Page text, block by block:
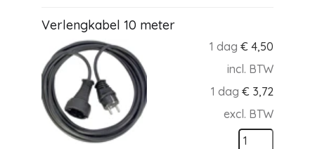
Verlengkabel 10 meter
1 dag € 4,50
incl. BTW
1 dag € 3,72
excl. BTW